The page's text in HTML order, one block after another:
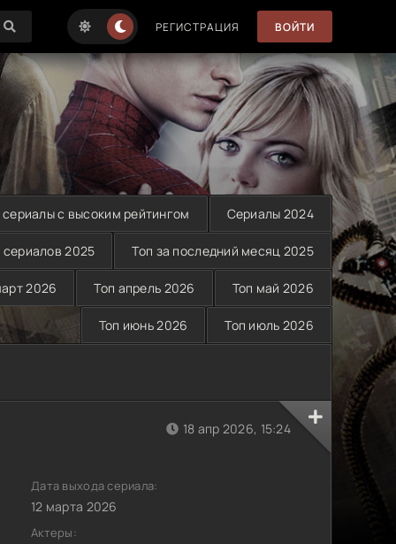
РЕГИСТРАЦИЯ ВОЙТИ
сериалы с высоким рейтингом Сериалы 2024
сериалов 2025 Топ за последний месяц 2025
2026 Топ апрель 2026 Топ май 2026
Топ июнь 2026 Топ июль 2026
18 апр 2026, 15:24
Дата выхода сериала:
12 марта 2026
Актеры: